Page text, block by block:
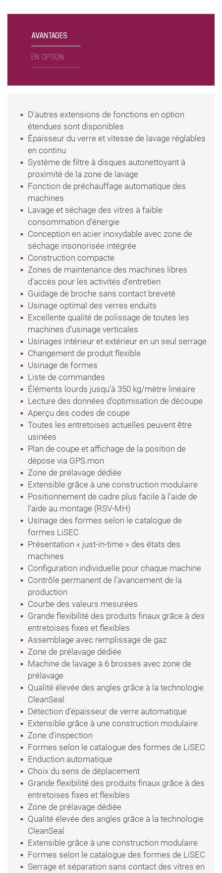
COMMENT FONCTIONNE L’INSTALLATION DE LAVAGE
AUTOMATIQUE ?
La vitre entre dans la VHW-F et traverse les
différentes zones de lavage ainsi que la zone de
sélectionnées. L’eau est préparée par un
système de traitement de l’eau interne. Il est
ainsi garanti qu’aucun résidu de calcaire ne
reste sur les vitres.
À QUI EST DESTINÉE LA VHW-F ?
L’installation de lavage et de séchage pour verre
plat est non seulement intéressante pour les
grandes entreprises, mais également pour les
petites entreprises d’usinage du verre plat.
Grâce à la possibilité d’extension flexible, la
VHW-F de LiSEC peut être adaptée à tout
moment aux besoins de production variables.
QUELS SONT LES AVANTAGES DE L’INSTALLATION
VHW-F ?
La VHW-F offre de nombreux avantages. Grâce
à la construction exacte et au traitement de l’eau
interne, la VHW-F atteint un résultat de lavage
impeccable. Les travaux de maintenance et de
nettoyage peuvent être effectués sans effort
grâce à la construction intelligente. En raison
des brosses réglables en continu, qui s’adaptent
à l’épaisseur du verre, un contact optimal est
également garanti en cas d’usure minimale des
brosses. La vitesse des brosses est régulée à
l’aide de la détection automatique du
revêtement du verre, afin d’effectuer une
opération de lavage en douceur. Ces points font
de la VHW-F la machine à laver idéale pour tous
les domaines de l’industrie du verre plat.
AVANTAGES
EN OPTION
D'autres extensions de fonctions en option
étendues sont disponibles
Épaisseur du verre et vitesse de lavage réglables
en continu
Système de filtre à disques autonettoyant à
proximité de la zone de lavage
Fonction de préchauffage automatique des
machines
Lavage et séchage des vitres à faible
consommation d'énergie
Conception en acier inoxydable avec zone de
séchage insonorisée intégrée
Construction compacte
Zones de maintenance des machines libres
d’accès pour les activités d’entretien
Guidage de broche sans contact breveté
Usinage optimal des verres enduits
Excellente qualité de polissage de toutes les
machines d’usinage verticales
Usinages intérieur et extérieur en un seul serrage
Changement de produit flexible
Usinage de formes
Liste de commandes
Éléments lourds jusqu’à 350 kg/mètre linéaire
Lecture des données d'optimisation de découpe
Aperçu des codes de coupe
Toutes les entretoises actuelles peuvent être
usinées
Plan de coupe et affichage de la position de
dépose via GPS.mon
Zone de prélavage dédiée
Extensible grâce à une construction modulaire
Positionnement de cadre plus facile à l’aide de
l’aide au montage (RSV-MH)
Usinage des formes selon le catalogue de
formes LiSEC
Présentation « just-in-time » des états des
machines
Configuration individuelle pour chaque machine
Contrôle permanent de l’avancement de la
production
Courbe des valeurs mesurées
Grande flexibilité des produits finaux grâce à des
entretoises fixes et flexibles
Assemblage avec remplissage de gaz
Zone de prélavage dédiée
Machine de lavage à 6 brosses avec zone de
prélavage
Qualité élevée des angles grâce à la technologie
CleanSeal
Détection d’épaisseur de verre automatique
Extensible grâce à une construction modulaire
Zone d'inspection
Formes selon le catalogue des formes de LiSEC
Enduction automatique
Choix du sens de déplacement
Grande flexibilité des produits finaux grâce à des
entretoises fixes et flexibles
Zone de prélavage dédiée
Qualité élevée des angles grâce à la technologie
CleanSeal
Extensible grâce à une construction modulaire
Formes selon le catalogue des formes de LiSEC
Serrage et séparation sans contact des vitres en